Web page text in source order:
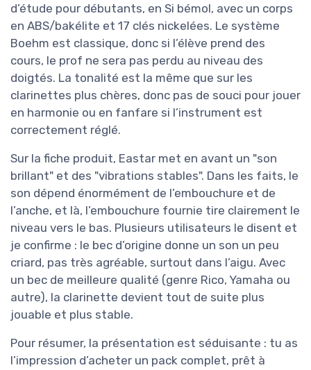
d’étude pour débutants, en Si bémol, avec un corps
en ABS/bakélite et 17 clés nickelées. Le système
Boehm est classique, donc si l’élève prend des
cours, le prof ne sera pas perdu au niveau des
doigtés. La tonalité est la même que sur les
clarinettes plus chères, donc pas de souci pour jouer
en harmonie ou en fanfare si l’instrument est
correctement réglé.
Sur la fiche produit, Eastar met en avant un "son
brillant" et des "vibrations stables". Dans les faits, le
son dépend énormément de l’embouchure et de
l’anche, et là, l’embouchure fournie tire clairement le
niveau vers le bas. Plusieurs utilisateurs le disent et
je confirme : le bec d’origine donne un son un peu
criard, pas très agréable, surtout dans l’aigu. Avec
un bec de meilleure qualité (genre Rico, Yamaha ou
autre), la clarinette devient tout de suite plus
jouable et plus stable.
Pour résumer, la présentation est séduisante : tu as
l’impression d’acheter un pack complet, prêt à